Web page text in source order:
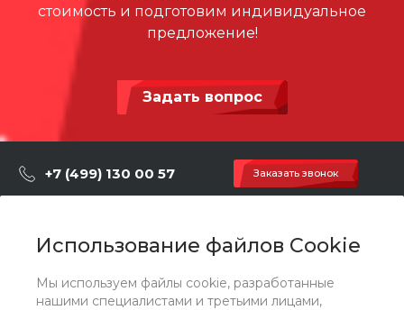
Использование файлов Cookie
Мы используем файлы cookie, разработанные
нашими специалистами и третьими лицами,
стоимость и подготовим индивидуальное
предложение!
Задать вопрос
+7 (499) 130 00 57 Заказать звонок
г. Москва, Марксистская 3 стр.2
О компании